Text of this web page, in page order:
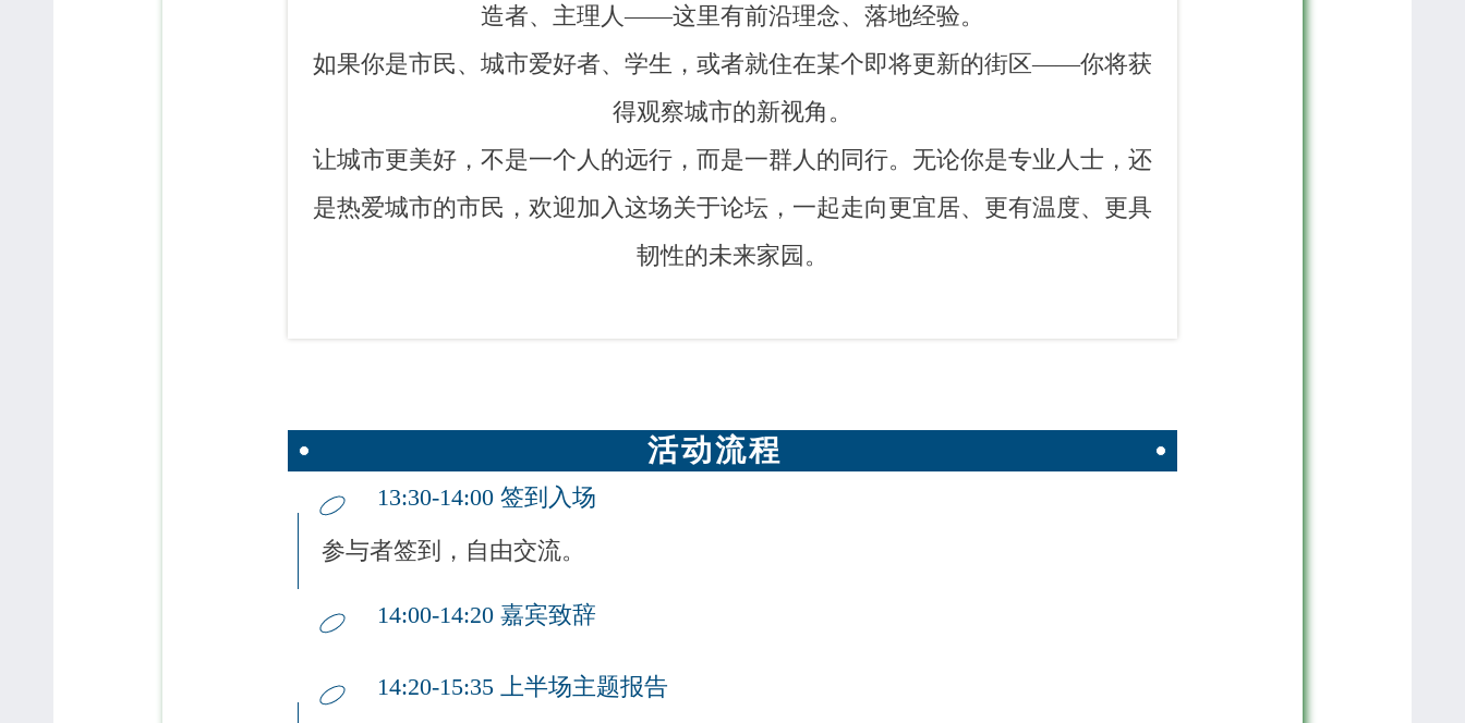
造者、主理人——这里有前沿理念、落地经验。
如果你是市民、城市爱好者、学生，或者就住在某个即将更新的街区——你将获
得观察城市的新视角。
让城市更美好，不是一个人的远行，而是一群人的同行。无论你是专业人士，还
是热爱城市的市民，欢迎加入这场关于论坛，一起走向更宜居、更有温度、更具
韧性的未来家园。
活动流程
13:30-14:00 签到入场
参与者签到，自由交流。
14:00-14:20 嘉宾致辞
14:20-15:35 上半场主题报告